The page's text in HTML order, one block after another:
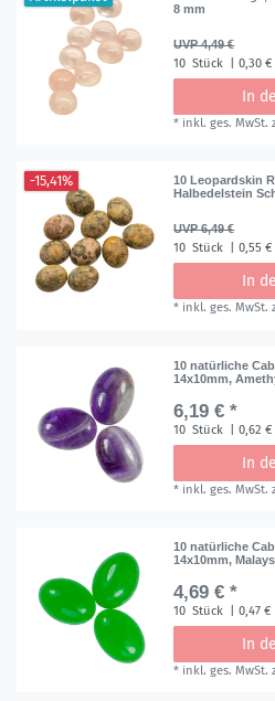
8 mm
UVP 4,49 €
10 Stück | 0,30
In
* inkl. ges. MwSt.
-15,41%
10 Leopardskin
Halbedelstein
UVP 6,49 €
10 Stück | 0,55
In
* inkl. ges. MwSt.
10 natürliche
14x10mm,
6,19 € *
10 Stück | 0,62
In
* inkl. ges. MwSt.
10 natürliche
14x10mm,
4,69 € *
10 Stück | 0,47
In
* inkl. ges. MwSt.